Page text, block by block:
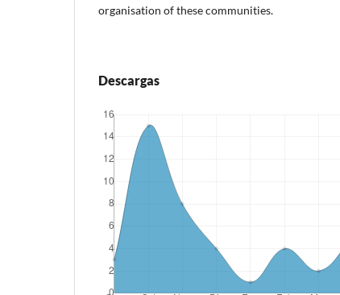
organisation of these communities.
Descargas